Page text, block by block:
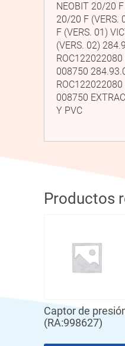
NEOBIT 20/20
20/20 F (VERS.
F (VERS. 01)
(VERS. 02)
008750
008750
Y PVC
Productos
Captor de
(RA:998627)